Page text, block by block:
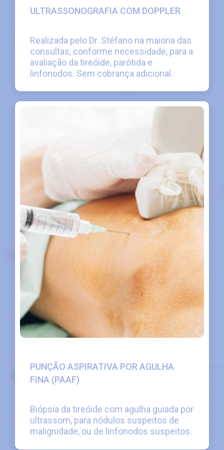
ULTRASSONOGRAFIA COM DOPPLER
Realizada pelo Dr. Stéfano na maioria das
consultas, conforme necessidade, para a
avaliação da tireóide, parótida e
linfonodos. Sem cobrança adicional.
PUNÇÃO ASPIRATIVA POR AGULHA
FINA (PAAF)
Biópsia da tireóide com agulha guiada por
ultrassom, para nódulos suspeitos de
malignidade, ou de linfonodos suspeitos.